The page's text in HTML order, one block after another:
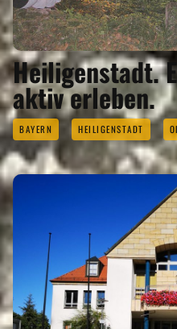
Heiligenstadt.
aktiv erleben.
BAYERN HEILIGENSTADT